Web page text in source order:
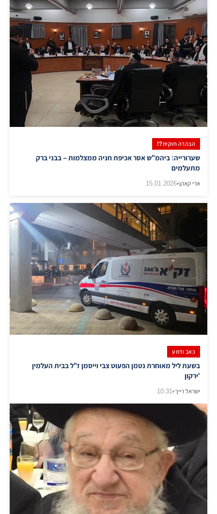
הבהרה חוקית?!
שערורייה: ביהמ"ש אסר אכיפת חניה ממצלמות – בבני ברק
מתעלמים
ארי קאהן•
15.01.2026
כאב ודמע
בשעת ליל מאוחרת נטמן הפעוט צבי וייסמן ז"ל בבית העלמין
'ירקון
ישראל רייך•
10:31